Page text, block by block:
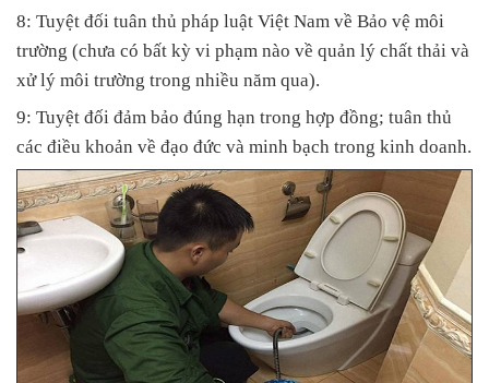
8: Tuyệt đối tuân thủ pháp luật Việt Nam về Bảo vệ môi
trường (chưa có bất kỳ vi phạm nào về quản lý chất thải và
xử lý môi trường trong nhiều năm qua).
9: Tuyệt đối đảm bảo đúng hạn trong hợp đồng; tuân thủ
các điều khoản về đạo đức và minh bạch trong kinh doanh.